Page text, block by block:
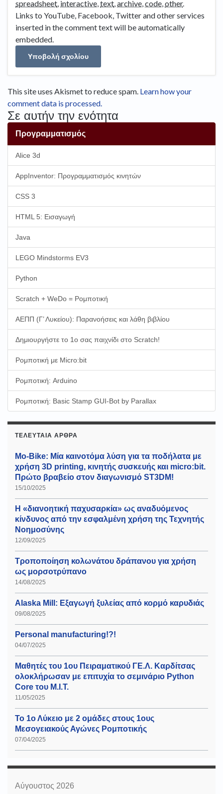
spreadsheet, interactive,text,archive,code,other.
Links to YouTube, Facebook, Twitter and other services
inserted in the comment text will be automatically
embedded.
This site uses Akismet to reduce spam. Learn how your
comment data is processed.
Σε αυτήν την ενότητα
Προγραμματισμός
Alice 3d
AppInventor: Προγραμματισμός κινητών
CSS 3
HTML 5: Εισαγωγή
Java
LEGO Mindstorms EV3
Python
Scratch + WeDo = Ρομποτική
ΑΕΠΠ (Γ’ Λυκείου): Παρανοήσεις και λάθη βιβλίου
Δημιουργήστε το 1ο σας παιχνίδι στο Scratch!
Ρομποτική με Micro:bit
Ρομποτική: Arduino
Ρομποτική: Basic Stamp GUI-Bot by Parallax
ΤΕΛΕΥΤΑΊΑ ΆΡΘΡΑ
Mo-Bike: Μία καινοτόμα λύση για τα ποδήλατα με
χρήση 3D printing, κινητής συσκευής και micro:bit.
Πρώτο βραβείο στον διαγωνισμό ST3DM!
15/10/2025
Η «διανοητική παχυσαρκία» ως αναδυόμενος
κίνδυνος από την εσφαλμένη χρήση της Τεχνητής
Νοημοσύνης
12/09/2025
Τροποποίηση κολωνάτου δράπανου για χρήση
ως μορσοτρύπανο
14/08/2025
Alaska Mill: Εξαγωγή ξυλείας από κορμό καρυδιάς
09/08/2025
Personal manufacturing!?!
04/07/2025
Μαθητές του 1ου Πειραματικού ΓΕ.Λ. Καρδίτσας
ολοκλήρωσαν με επιτυχία το σεμινάριο Python
Core του Μ.Ι.Τ.
11/05/2025
Το 1ο Λύκειο με 2 ομάδες στους 1ους
Μεσογειακούς Αγώνες Ρομποτικής
07/04/2025
Αύγουστος 2026